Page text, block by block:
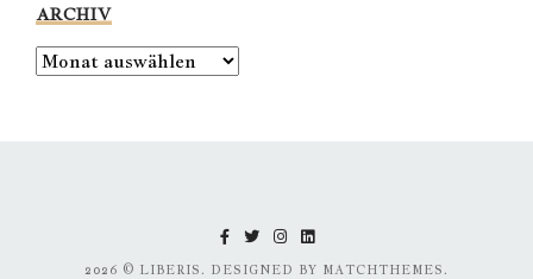
ARCHIV
2026 © LIBERIS. DESIGNED BY MATCHTHEMES.